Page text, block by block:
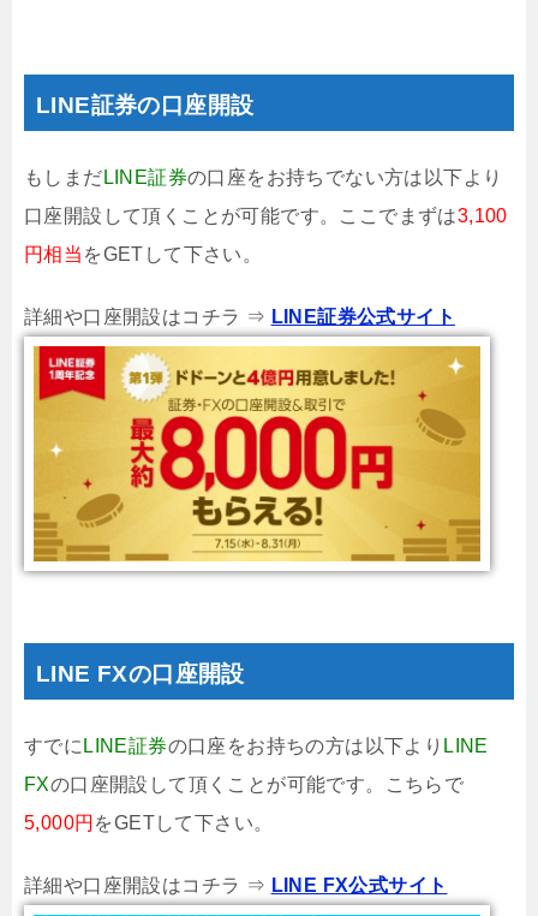
LINE証券の口座開設
もしまだ LINE証券の口座をお持ちでない方は以下より
口座開設して頂くことが可能です。ここでまずは3,100
円相当 をGETして下さい。
詳細や口座開設はコチラ ⇒ LINE証券公式サイト
LINE FXの口座開設
すでに LINE証券の口座をお持ちの方は以下より LINE
FXの口座開設して頂くことが可能です。こちらで
5,000円 をGETして下さい。
詳細や口座開設はコチラ ⇒ LINE FX公式サイト